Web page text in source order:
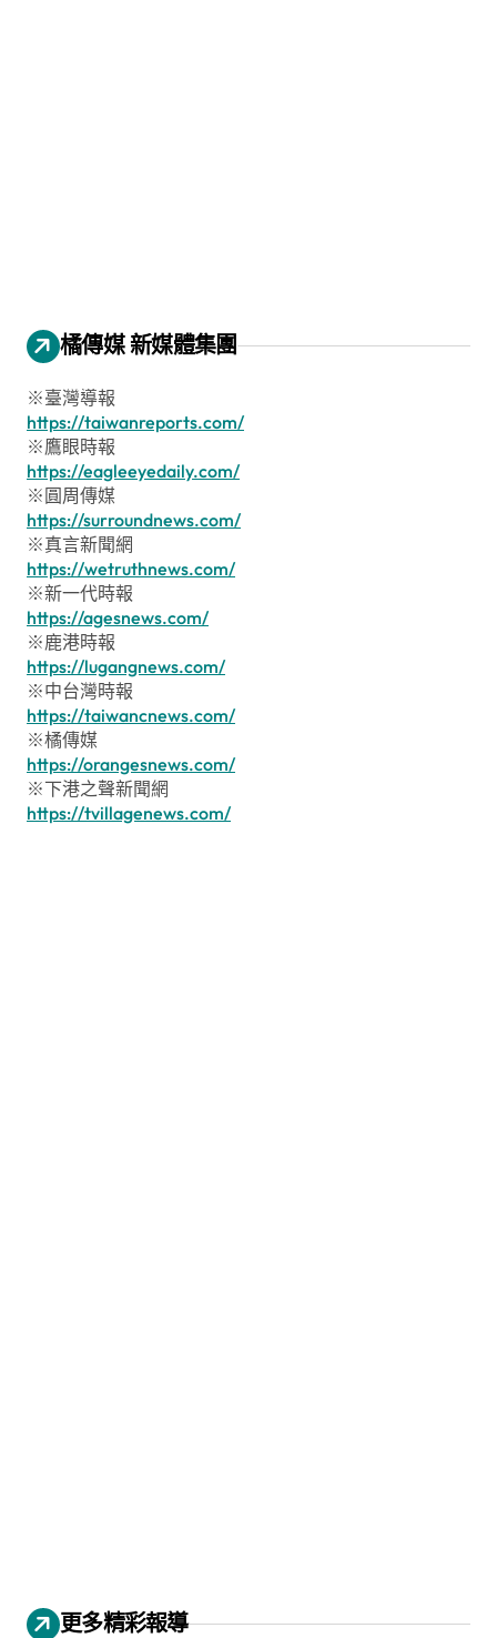
橘傳媒 新媒體集團
※臺灣導報
https://taiwanreports.com/
※鷹眼時報
https://eagleeyedaily.com/
※圓周傳媒
https://surroundnews.com/
※真言新聞網
https://wetruthnews.com/
※新一代時報
https://agesnews.com/
※鹿港時報
https://lugangnews.com/
※中台灣時報
https://taiwancnews.com/
※橘傳媒
https://orangesnews.com/
※下港之聲新聞網
https://tvillagenews.com/
更多精彩報導